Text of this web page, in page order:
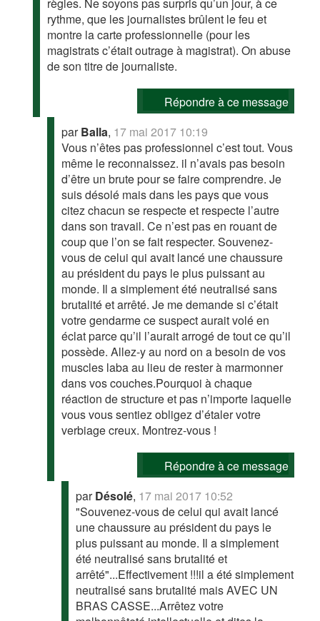
rythme, que les journalistes brûlent le feu et
montre la carte professionnelle (pour les
magistrats c’était outrage à magistrat). On abuse
de son titre de journaliste.
Répondre à ce message
parBalla, 17 mai 2017 10:19
Vous n’êtes pas professionnel c’est tout. Vous
même le reconnaissez. il n’avais pas besoin
d’être un brute pour se faire comprendre. Je
suis désolé mais dans les pays que vous
citez chacun se respecte et respecte l’autre
dans son travail. Ce n’est pas en rouant de
coup que l’on se fait respecter. Souvenez-
vous de celui qui avait lancé une chaussure
au président du pays le plus puissant au
monde. Il a simplement été neutralisé sans
brutalité et arrêté. Je me demande si c’était
votre gendarme ce suspect aurait volé en
éclat parce qu’il l’aurait arrogé de tout ce qu’il
possède. Allez-y au nord on a besoin de vos
muscles laba au lieu de rester à marmonner
dans vos couches.Pourquoi à chaque
réaction de structure et pas n’importe laquelle
vous vous sentiez obligez d’étaler votre
verbiage creux. Montrez-vous !
Répondre à ce message
parDésolé, 17 mai 2017 10:52
"Souvenez-vous de celui qui avait lancé
une chaussure au président du pays le
plus puissant au monde. Il a simplement
été neutralisé sans brutalité et
arrêté"...Effectivement !!!il a été simplement
neutralisé sans brutalité mais AVEC UN
BRAS CASSE...Arrêtez votre